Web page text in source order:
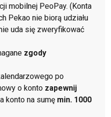
mobilnej PeoPay. (Konta
Pekao nie biorą udziału
uda się zweryfikować
zgody
po
o konto zapewnij
konto na sumę min. 1000